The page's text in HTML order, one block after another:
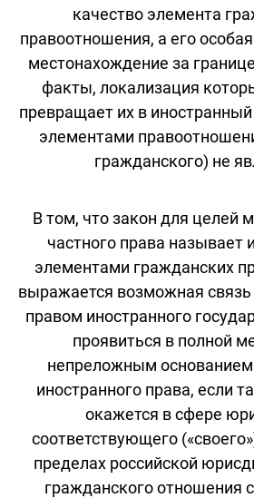
качество элемента
правоотношения, а его
местонахождение за
факты, локализация
превращает их в
элементами
гражданского) не
В том, что закон для целей
частного права называет
элементами гражданских
выражается возможная связь
правом иностранного
проявиться в полной
непреложным основанием
иностранного права, если
окажется в сфере
соответствующего
пределах российской
гражданского отношения